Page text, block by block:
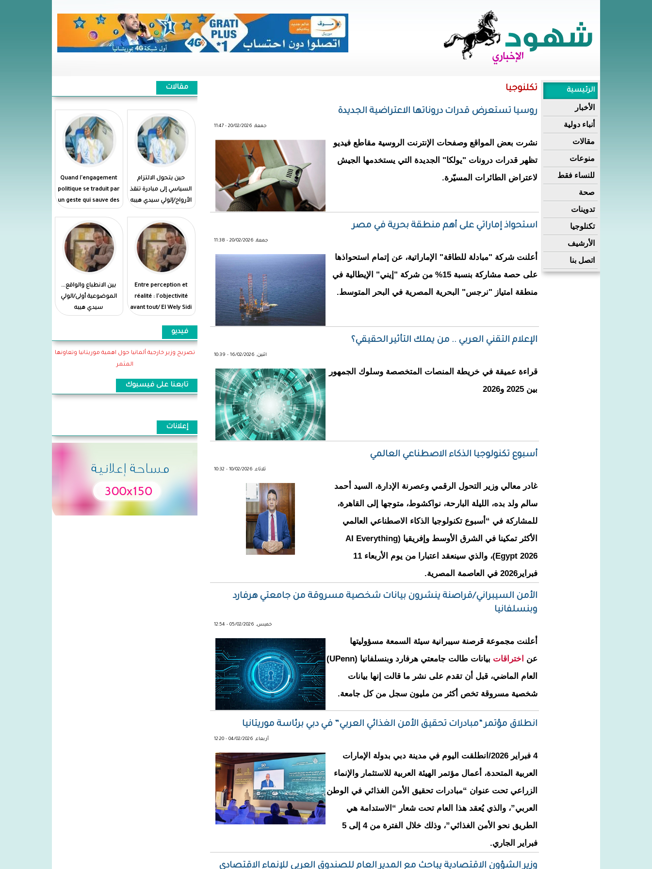
الرئيسية
الأخبار
أنباء دولية
مقالات
منوعات
للنساء فقط
صحة
تدوينات
تكنلوجيا
الأرشيف
اتصل بنا
تكلنوجيا
روسيا تستعرض قدرات دروناتها الاعتراضية الجديدة
جمعة, 20/02/2026 - 11:47
نشرت بعض المواقع وصفحات الإنترنت الروسية مقاطع فيديو
تظهر قدرات درونات "يولكا" الجديدة التي يستخدمها الجيش
لاعتراض الطائرات المسيّرة.
استحواذ إماراتي على أهم منطقة بحرية في مصر
جمعة, 20/02/2026 - 11:38
أعلنت شركة "مبادلة للطاقة" الإماراتية، عن إتمام استحواذها
على حصة مشاركة بنسبة 15% من شركة "إيني" الإيطالية في
منطقة امتياز "نرجس" البحرية المصرية في البحر المتوسط.
الإعلام التقني العربي .. من يملك التأثير الحقيقي؟
اثنين, 16/02/2026 - 10:39
قراءة عميقة في خريطة المنصات المتخصصة وسلوك الجمهور
بين 2025 و2026
أسبوع تكنولوجيا الذكاء الاصطناعي العالمي
ثلاثاء, 10/02/2026 - 10:32
غادر معالي وزير التحول الرقمي وعصرنة الإدارة، السيد أحمد
سالم ولد بده، الليلة البارحة، نواكشوط، متوجها إلى القاهرة،
للمشاركة في “أسبوع تكنولوجيا الذكاء الاصطناعي العالمي
الأكثر تمكينا في الشرق الأوسط وإفريقيا (AI Everything
Egypt 2026)، والذي سينعقد اعتبارا من يوم الأربعاء 11
فبراير2026 في العاصمة المصرية.
الأمن السيبراني/قراصنة ينشرون بيانات شخصية مسروقة من جامعتي هرفارد
وبنسلفانيا
خميس, 05/02/2026 - 12:54
أعلنت مجموعة قرصنة سيبرانية سيئة السمعة مسؤوليتها
عن
اختراقات
بيانات طالت جامعتي هرفارد وبنسلفانيا (UPenn)
العام الماضي، قبل أن تقدم على نشر ما قالت إنها بيانات
شخصية مسروقة تخص أكثر من مليون سجل من كل جامعة.
انطلاق مؤتمر “مبادرات تحقيق الأمن الغذائي العربي” في دبي برئاسة موريتانيا
أربعاء, 04/02/2026 - 12:20
4 فبراير 2026/انطلقت اليوم في مدينة دبي بدولة الإمارات
العربية المتحدة، أعمال مؤتمر الهيئة العربية للاستثمار والإنماء
الزراعي تحت عنوان “مبادرات تحقيق الأمن الغذائي في الوطن
العربي”، والذي يُعقد هذا العام تحت شعار “الاستدامة هي
الطريق نحو الأمن الغذائي”، وذلك خلال الفترة من 4 إلى 5
فبراير الجاري.
وزير الشؤون الاقتصادية يباحث مع المدير العام للصندوق العربي للإنماء الاقتصادي
مقالات
حين يتحول الالتزام
السياسي إلى مبادرة تنقذ
الأرواح/إلولي سيدي هيبه
Quand l'engagement
politique se traduit par
un geste qui sauve des
Entre perception et
réalité : l'objectivité
avant tout/ El Wely Sidi
بين الانطباع والواقع...
الموضوعية أولى/الولي
سيدي هيبه
فيديو
تصريح وزير خارجية ألمانيا حول اهمية موريتانيا وتعاونها
المثمر
تابعنا على فيسبوك
إعلانات